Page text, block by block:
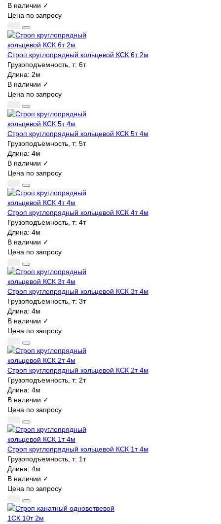
В наличии ✓
Цена по запросу
Строп круглопрядный кольцевой КСК 6т 2м
Грузоподъемность, т: 6т
Длина: 2м
В наличии ✓
Цена по запросу
Строп круглопрядный кольцевой КСК 5т 4м
Грузоподъемность, т: 5т
Длина: 4м
В наличии ✓
Цена по запросу
Строп круглопрядный кольцевой КСК 4т 4м
Грузоподъемность, т: 4т
Длина: 4м
В наличии ✓
Цена по запросу
Строп круглопрядный кольцевой КСК 3т 4м
Грузоподъемность, т: 3т
Длина: 4м
В наличии ✓
Цена по запросу
Строп круглопрядный кольцевой КСК 2т 4м
Грузоподъемность, т: 2т
Длина: 4м
В наличии ✓
Цена по запросу
Строп круглопрядный кольцевой КСК 1т 4м
Грузоподъемность, т: 1т
Длина: 4м
В наличии ✓
Цена по запросу